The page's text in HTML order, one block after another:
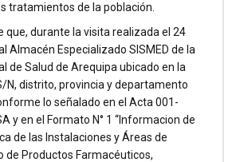
tratamientos de la población.
que, durante la visita realizada el 24
Almacén Especializado SISMED de la
de Salud de Arequipa ubicado en la
N, distrito, provincia y departamento
lo señalado en el Acta 001-
y en el Formato N° 1 “Informacion de
de las Instalaciones y Áreas de
de Productos Farmacéuticos,